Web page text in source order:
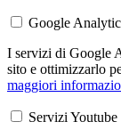
Google
I servizi di Google
sito e ottimizzarlo
maggiori
Servizi Youtube